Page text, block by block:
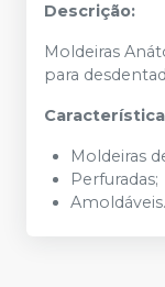
Descrição:
Moldeiras
para
Moldeiras
Perfuradas;
Amoldáveis.